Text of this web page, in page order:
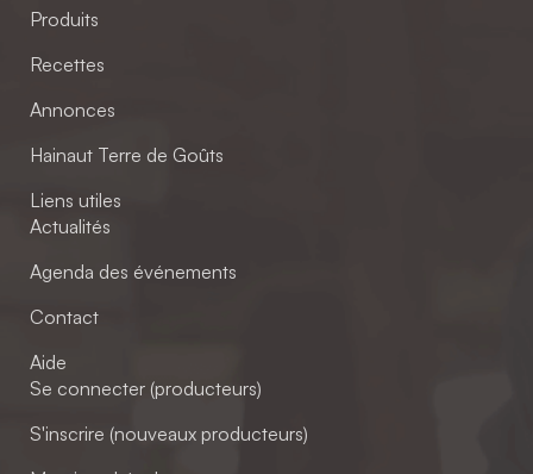
Produits
Recettes
Annonces
Hainaut Terre de Goûts
Liens utiles
Actualités
Agenda des événements
Contact
Aide
Se connecter (producteurs)
S'inscrire (nouveaux producteurs)